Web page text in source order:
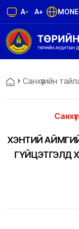
A- A+ MON
Санхүүгийн
ХЭНТИЙ
ГҮЙЦЭТГЭЛД